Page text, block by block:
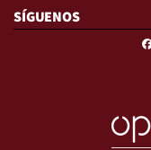
SÍGUENOS